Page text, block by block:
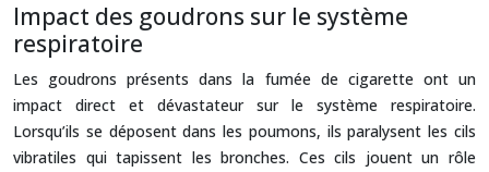
Impact des goudrons sur le système
respiratoire
Les goudrons présents dans la fumée de cigarette ont un
impact direct et dévastateur sur le système respiratoire.
Lorsqu’ils se déposent dans les poumons, ils paralysent les cils
vibratiles qui tapissent les bronches. Ces cils jouent un rôle